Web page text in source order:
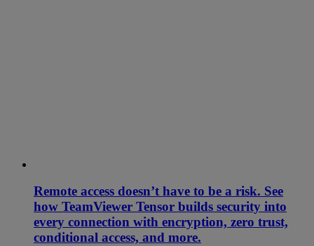
Remote access doesn’t have to be a risk. See
how TeamViewer Tensor builds security into
every connection with encryption, zero trust,
conditional access, and more.